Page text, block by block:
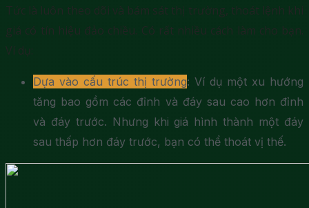
Tức là luôn theo dõi và bám sát thị trường, thoát lệnh khi
giá có tín hiệu đảo chiều. Có rất nhiều cách làm cho bạn.
Ví dụ:
Dựa vào cấu trúc thị trường: Ví dụ một xu hướng
tăng bao gồm các đỉnh và đáy sau cao hơn đỉnh
và đáy trước. Nhưng khi giá hình thành một đáy
sau thấp hơn đáy trước, bạn có thể thoát vị thế.